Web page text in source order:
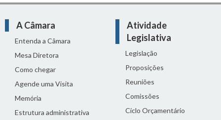
A Câmara
Entenda a Câmara
Mesa Diretora
Como chegar
Agende uma Visita
Memória
Estrutura administrativa
Atividade
Legislativa
Legislação
Proposições
Reuniões
Comissões
Ciclo Orçamentário